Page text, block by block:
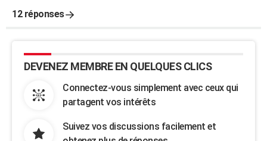
12 réponses
DEVENEZ MEMBRE EN QUELQUES CLICS
Connectez-vous simplement avec ceux qui
partagent vos intérêts
Suivez vos discussions facilement et